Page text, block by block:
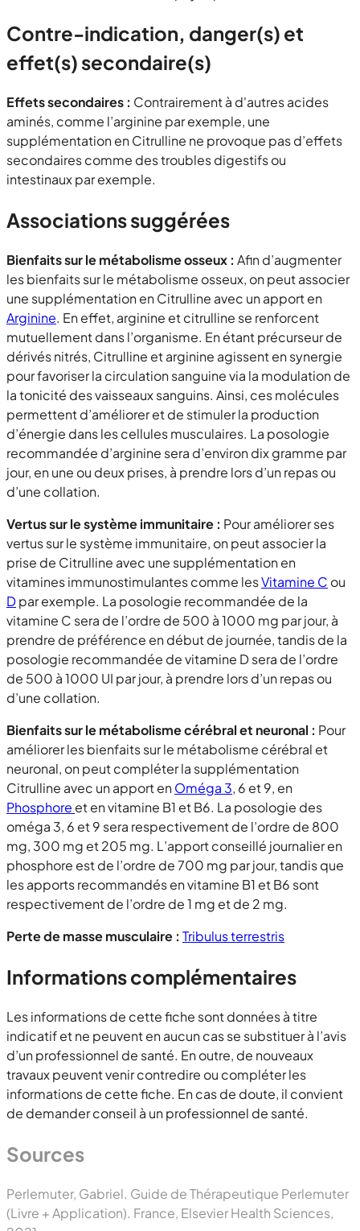
Contre-indication, danger(s) et
effet(s) secondaire(s)
Effets secondaires : Contrairement à d'autres acides
aminés, comme l’arginine par exemple, une
supplémentation en Citrulline ne provoque pas d’effets
secondaires comme des troubles digestifs ou
intestinaux par exemple.
Associations suggérées
Bienfaits sur le métabolisme osseux : Afin d’augmenter
les bienfaits sur le métabolisme osseux, on peut associer
une supplémentation en Citrulline avec un apport en
Arginine. En effet, arginine et citrulline se renforcent
mutuellement dans l’organisme. En étant précurseur de
dérivés nitrés, Citrulline et arginine agissent en synergie
pour favoriser la circulation sanguine via la modulation de
la tonicité des vaisseaux sanguins. Ainsi, ces molécules
permettent d’améliorer et de stimuler la production
d’énergie dans les cellules musculaires. La posologie
recommandée d’arginine sera d’environ dix gramme par
jour, en une ou deux prises, à prendre lors d’un repas ou
d’une collation.
Vertus sur le système immunitaire : Pour améliorer ses
vertus sur le système immunitaire, on peut associer la
prise de Citrulline avec une supplémentation en
vitamines immunostimulantes comme lesVitamine C ou
Dpar exemple. La posologie recommandée de la
vitamine C sera de l’ordre de 500 à 1000 mg par jour, à
prendre de préférence en début de journée, tandis de la
posologie recommandée de vitamine D sera de l’ordre
de 500 à 1000 UI par jour, à prendre lors d’un repas ou
d’une collation.
Bienfaits sur le métabolisme cérébral et neuronal : Pour
améliorer les bienfaits sur le métabolisme cérébral et
neuronal, on peut compléter la supplémentation
Citrulline avec un apport enOméga 3, 6 et 9, en
Phosphore et en vitamine B1 et B6. La posologie des
oméga 3, 6 et 9 sera respectivement de l’ordre de 800
mg, 300 mg et 205 mg. L’apport conseillé journalier en
phosphore est de l’ordre de 700 mg par jour, tandis que
les apports recommandés en vitamine B1 et B6 sont
respectivement de l’ordre de 1 mg et de 2 mg.
Perte de masse musculaire : Tribulus terrestris
Informations complémentaires
Les informations de cette fiche sont données à titre
indicatif et ne peuvent en aucun cas se substituer à l’avis
d’un professionnel de santé. En outre, de nouveaux
travaux peuvent venir contredire ou compléter les
informations de cette fiche. En cas de doute, il convient
de demander conseil à un professionnel de santé.
Sources
Perlemuter, Gabriel. Guide de Thérapeutique Perlemuter
(Livre + Application). France, Elsevier Health Sciences,